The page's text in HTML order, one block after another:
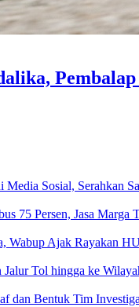
Sosial, Serahkan
75 Persen, Jasa Marga
Wabup Ajak Rayakan
Tol hingga ke
Bentuk Tim